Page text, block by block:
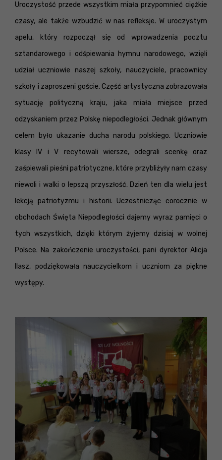
Uroczystość przede wszystkim miała przypomnieć ciężkie
czasy, ale także wzbudzić w nas refleksje. W uroczystym
apelu, który rozpoczął się od wprowadzenia pocztu
sztandarowego i odśpiewania hymnu narodowego, wzięli
udział uczniowie naszej szkoły, nauczyciele, pracownicy
szkoły i zaproszeni goście. Część artystyczna zobrazowała
sytuację polityczną kraju, jaka miała miejsce przed
odzyskaniem przez Polskę niepodległości. Jednak głównym
celem było ukazanie ducha narodu polskiego. Uczniowie
klasy IV i V recytowali wiersze, odegrali scenkę oraz
zaśpiewali pieśni patriotyczne, które przybliżyły nam czasy
niewoli i walki o lepszą przyszłość. Dzień ten dla wielu jest
lekcją patriotyzmu i historii. Uczestnicząc corocznie w
obchodach Święta Niepodległości dajemy wyraz pamięci o
tych wszystkich, dzięki którym żyjemy dzisiaj w wolnej
Polsce. Na zakończenie uroczystości, pani dyrektor Alicja
Ilasz, podziękowała nauczycielkom i uczniom za piękne
występy.